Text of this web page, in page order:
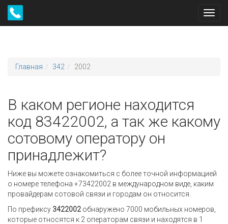
Главная 342 2002
В каком регионе находится
код 83422002, а так же какому
сотовому оператору он
принадлежит?
Ниже вы можете ознакомиться с более точной информацией
о номере телефона +73422002 в международном виде, каким
провайдерам сотовой связи и городам он относится.
По префиксу 3422002 обнаружено 7000 мобильных номеров,
которые относятся к 2 операторам связи и находятся в 1